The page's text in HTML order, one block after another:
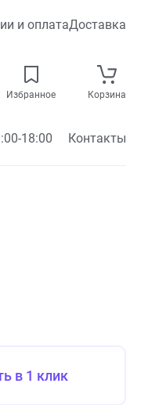
и оплатаДоставка
Избранное Корзина
18:00 Контакты
в 1 клик